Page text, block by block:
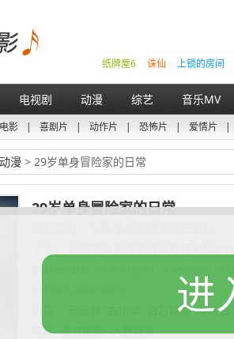
上锁的房间
诛仙
纸牌屋6
电视剧 动漫 综艺 音乐MV
影 | 喜剧片 | 动作片 | 恐怖片 | 爱情片 |
动漫 > 29岁单身冒险家的日常
29岁单身冒险家的日常
Boukensha no Nichijou , Everyday of
白石晴香 桑原由
保典 绪方佑奈 大野智敬
进